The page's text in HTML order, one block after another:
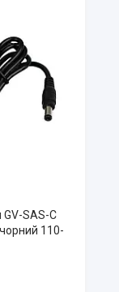
GV-SAS-C
110-